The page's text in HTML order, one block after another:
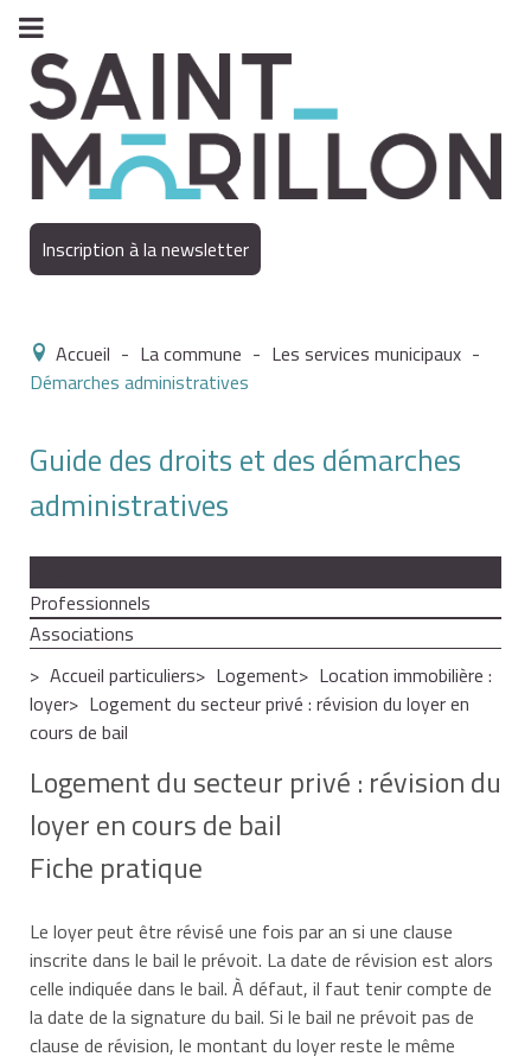
Inscription à la newsletter
Accueil - La commune - Les services municipaux -
Démarches administratives
Guide des droits et des démarches
administratives
Professionnels
Associations
Accueil particuliers
Logement
Location immobilière :
loyer
Logement du secteur privé : révision du loyer en
cours de bail
Logement du secteur privé : révision du
loyer en cours de bail
Fiche pratique
Le loyer peut être révisé une fois par an si une clause
inscrite dans le bail le prévoit. La date de révision est alors
celle indiquée dans le bail. À défaut, il faut tenir compte de
la date de la signature du bail. Si le bail ne prévoit pas de
clause de révision, le montant du loyer reste le même